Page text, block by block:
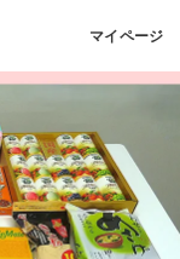
マイページ